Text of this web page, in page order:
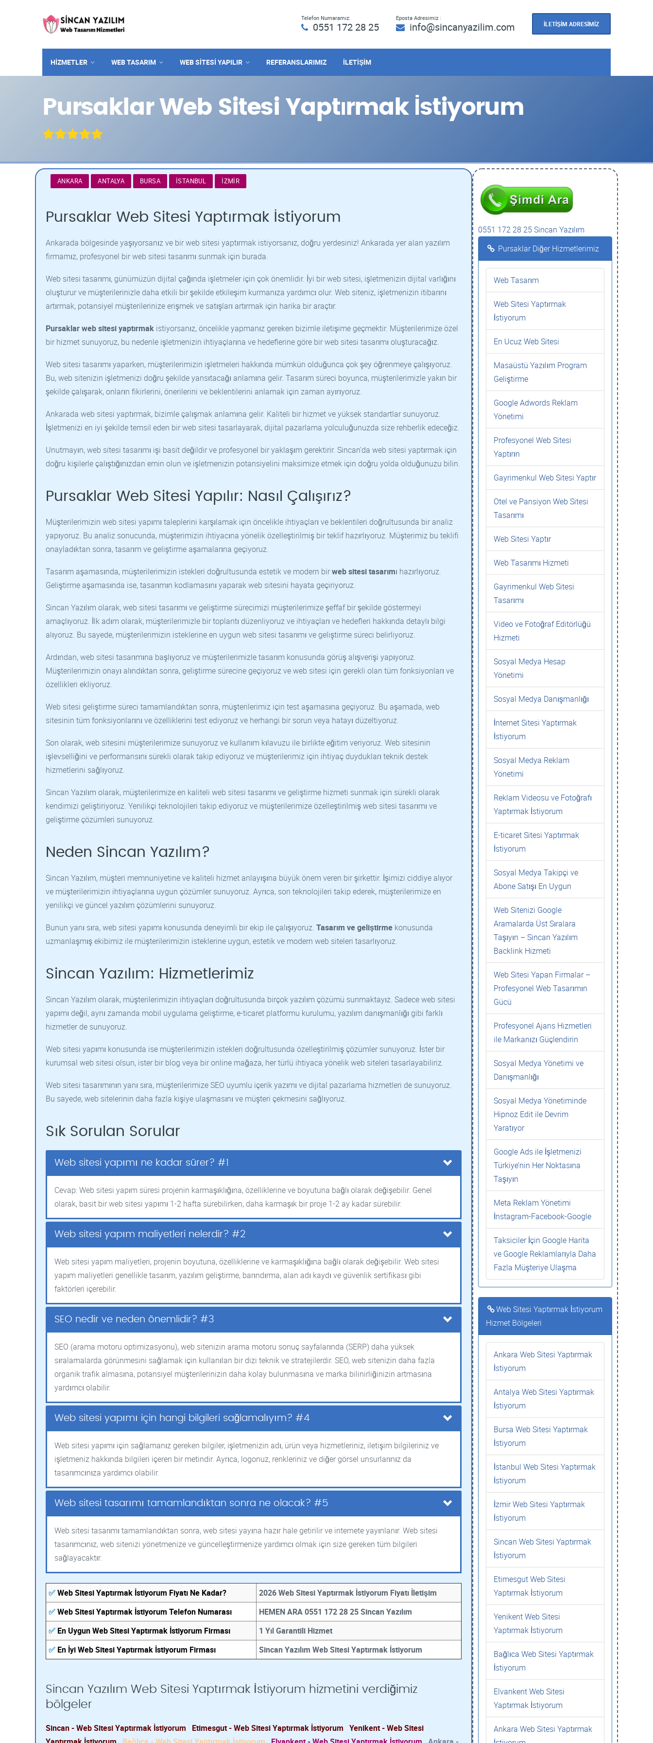
Telefon Numaramız:
0551 172 28 25
Eposta Adresimiz :
info@sincanyazilim.com İLETİŞİM ADRESİMİZ
HİZMETLER WEB TASARIM WEB SITESI YAPILIR REFERANSLARIMIZ İLETİŞİM
Pursaklar Web Sitesi Yaptırmak İstiyorum
ANKARA ANTALYA BURSA İSTANBUL İZMIR
Pursaklar Web Sitesi Yaptırmak İstiyorum
Ankarada bölgesinde yaşıyorsanız ve bir web sitesi yaptırmak istiyorsanız, doğru yerdesiniz! Ankarada yer alan yazılım
firmamız, profesyonel bir web sitesi tasarımı sunmak için burada.
Web sitesi tasarımı, günümüzün dijital çağında işletmeler için çok önemlidir. İyi bir web sitesi, işletmenizin dijital varlığını
oluşturur ve müşterilerinizle daha etkili bir şekilde etkileşim kurmanıza yardımcı olur. Web siteniz, işletmenizin itibarını
artırmak, potansiyel müşterilerinize erişmek ve satışları artırmak için harika bir araçtır.
Pursaklarweb sitesi yaptırmak istiyorsanız, öncelikle yapmanız gereken bizimle iletişime geçmektir. Müşterilerimize özel
bir hizmet sunuyoruz, bu nedenle işletmenizin ihtiyaçlarına ve hedeflerine göre bir web sitesi tasarımı oluşturacağız.
Web sitesi tasarımı yaparken, müşterilerimizin işletmeleri hakkında mümkün olduğunca çok şey öğrenmeye çalışıyoruz.
Bu, web sitenizin işletmenizi doğru şekilde yansıtacağı anlamına gelir. Tasarım süreci boyunca, müşterilerimizle yakın bir
şekilde çalışarak, onların fikirlerini, önerilerini ve beklentilerini anlamak için zaman ayırıyoruz.
Ankarada web sitesi yaptırmak, bizimle çalışmak anlamına gelir. Kaliteli bir hizmet ve yüksek standartlar sunuyoruz.
İşletmenizi en iyi şekilde temsil eden bir web sitesi tasarlayarak, dijital pazarlama yolculuğunuzda size rehberlik edeceğiz.
Unutmayın, web sitesi tasarımı işi basit değildir ve profesyonel bir yaklaşım gerektirir. Sincan'da web sitesi yaptırmak için
doğru kişilerle çalıştığınızdan emin olun ve işletmenizin potansiyelini maksimize etmek için doğru yolda olduğunuzu bilin.
Pursaklar Web Sitesi Yapılır: Nasıl Çalışırız?
Müşterilerimizin web sitesi yapımı taleplerini karşılamak için öncelikle ihtiyaçları ve beklentileri doğrultusunda bir analiz
yapıyoruz. Bu analiz sonucunda, müşterimizin ihtiyacına yönelik özelleştirilmiş bir teklif hazırlıyoruz. Müşterimiz bu teklifi
onayladıktan sonra, tasarım ve geliştirme aşamalarına geçiyoruz.
Tasarım aşamasında, müşterilerimizin istekleri doğrultusunda estetik ve modern birweb sitesi tasarımı hazırlıyoruz.
Geliştirme aşamasında ise, tasarımın kodlamasını yaparak web sitesini hayata geçiriyoruz.
Sincan Yazılım olarak, web sitesi tasarımı ve geliştirme sürecimizi müşterilerimize şeffaf bir şekilde göstermeyi
amaçlıyoruz. İlk adım olarak, müşterilerimizle bir toplantı düzenliyoruz ve ihtiyaçları ve hedefleri hakkında detaylı bilgi
alıyoruz. Bu sayede, müşterilerimizin isteklerine en uygun web sitesi tasarımı ve geliştirme süreci belirliyoruz.
Ardından, web sitesi tasarımına başlıyoruz ve müşterilerimizle tasarım konusunda görüş alışverişi yapıyoruz.
Müşterilerimizin onayı alındıktan sonra, geliştirme sürecine geçiyoruz ve web sitesi için gerekli olan tüm fonksiyonları ve
özellikleri ekliyoruz.
Web sitesi geliştirme süreci tamamlandıktan sonra, müşterilerimiz için test aşamasına geçiyoruz. Bu aşamada, web
sitesinin tüm fonksiyonlarını ve özelliklerini test ediyoruz ve herhangi bir sorun veya hatayı düzeltiyoruz.
Son olarak, web sitesini müşterilerimize sunuyoruz ve kullanım kılavuzu ile birlikte eğitim veriyoruz. Web sitesinin
işlevselliğini ve performansını sürekli olarak takip ediyoruz ve müşterilerimiz için ihtiyaç duydukları teknik destek
hizmetlerini sağlıyoruz.
Sincan Yazılım olarak, müşterilerimize en kaliteli web sitesi tasarımı ve geliştirme hizmeti sunmak için sürekli olarak
kendimizi geliştiriyoruz. Yenilikçi teknolojileri takip ediyoruz ve müşterilerimize özelleştirilmiş web sitesi tasarımı ve
geliştirme çözümleri sunuyoruz.
Neden Sincan Yazılım?
Sincan Yazılım, müşteri memnuniyetine ve kaliteli hizmet anlayışına büyük önem veren bir şirkettir. İşimizi ciddiye alıyor
ve müşterilerimizin ihtiyaçlarına uygun çözümler sunuyoruz. Ayrıca, son teknolojileri takip ederek, müşterilerimize en
yenilikçi ve güncel yazılım çözümlerini sunuyoruz.
Bunun yanı sıra, web sitesi yapımı konusunda deneyimli bir ekip ile çalışıyoruz. Tasarım ve geliştirme konusunda
uzmanlaşmış ekibimiz ile müşterilerimizin isteklerine uygun, estetik ve modern web siteleri tasarlıyoruz.
Sincan Yazılım: Hizmetlerimiz
Sincan Yazılım olarak, müşterilerimizin ihtiyaçları doğrultusunda birçok yazılım çözümü sunmaktayız. Sadece web sitesi
yapımı değil, aynı zamanda mobil uygulama geliştirme, e-ticaret platformu kurulumu, yazılım danışmanlığı gibi farklı
hizmetler de sunuyoruz.
Web sitesi yapımı konusunda ise müşterilerimizin istekleri doğrultusunda özelleştirilmiş çözümler sunuyoruz. İster bir
kurumsal web sitesi olsun, ister bir blog veya bir online mağaza, her türlü ihtiyaca yönelik web siteleri tasarlayabiliriz.
Web sitesi tasarımının yanı sıra, müşterilerimize SEO uyumlu içerik yazımı ve dijital pazarlama hizmetleri de sunuyoruz.
Bu sayede, web sitelerinin daha fazla kişiye ulaşmasını ve müşteri çekmesini sağlıyoruz.
Sık Sorulan Sorular
Web sitesi yapımı ne kadar sürer? #1
Cevap: Web sitesi yapım süresi projenin karmaşıklığına, özelliklerine ve boyutuna bağlı olarak değişebilir. Genel
olarak, basit bir web sitesi yapımı 1-2 hafta sürebilirken, daha karmaşık bir proje 1-2 ay kadar sürebilir.
Web sitesi yapım maliyetleri nelerdir? #2
Web sitesi yapım maliyetleri, projenin boyutuna, özelliklerine ve karmaşıklığına bağlı olarak değişebilir. Web sitesi
yapım maliyetleri genellikle tasarım, yazılım geliştirme, barındırma, alan adı kaydı ve güvenlik sertifikası gibi
faktörleri içerebilir.
SEO nedir ve neden önemlidir? #3
SEO (arama motoru optimizasyonu), web sitenizin arama motoru sonuç sayfalarında (SERP) daha yüksek
sıralamalarda görünmesini sağlamak için kullanılan bir dizi teknik ve stratejilerdir. SEO, web sitenizin daha fazla
organik trafik almasına, potansiyel müşterilerinizin daha kolay bulunmasına ve marka bilinirliğinizin artmasına
yardımcı olabilir.
Web sitesi yapımı için hangi bilgileri sağlamalıyım? #4
Web sitesi yapımı için sağlamanız gereken bilgiler, işletmenizin adı, ürün veya hizmetleriniz, iletişim bilgileriniz ve
işletmeniz hakkında bilgileri içeren bir metindir. Ayrıca, logonuz, renkleriniz ve diğer görsel unsurlarınız da
tasarımcınıza yardımcı olabilir.
Web sitesi tasarımı tamamlandıktan sonra ne olacak? #5
Web sitesi tasarımı tamamlandıktan sonra, web sitesi yayına hazır hale getirilir ve internete yayınlanır. Web sitesi
tasarımcınız, web sitenizi yönetmenize ve güncelleştirmenize yardımcı olmak için size gereken tüm bilgileri
sağlayacaktır.
✅Web Sitesi Yaptırmak İstiyorum Fiyatı Ne Kadar?
2026 Web Sitesi Yaptırmak İstiyorum Fiyatı İletişim
✅Web Sitesi Yaptırmak İstiyorum Telefon Numarası
HEMEN ARA 0551 172 28 25 Sincan Yazılım
✅ En Uygun Web Sitesi Yaptırmak İstiyorum Firması
1 Yıl Garantili Hizmet
✅ En İyi Web Sitesi Yaptırmak İstiyorum Firması Sincan Yazılım Web Sitesi Yaptırmak İstiyorum
Sincan Yazılım Web Sitesi Yaptırmak İstiyorum hizmetini verdiğimiz
bölgeler
Sincan - Web Sitesi Yaptırmak İstiyorum Etimesgut - Web Sitesi Yaptırmak İstiyorum Yenikent - Web Sitesi
0551 172 28 25 Sincan Yazılım
Pursaklar Diğer Hizmetlerimiz
Web Tasarım
Web Sitesi Yaptırmak
İstiyorum
En Ucuz Web Sitesi
Masaüstü Yazılım Program
Geliştirme
Google Adwords Reklam
Yönetimi
Profesyonel Web Sitesi
Yaptırın
Gayrimenkul Web Sitesi Yaptır
Otel ve Pansiyon Web Sitesi
Tasarımı
Web Sitesi Yaptır
Web Tasarımı Hizmeti
Gayrimenkul Web Sitesi
Tasarımı
Video ve Fotoğraf Editörlüğü
Hizmeti
Sosyal Medya Hesap
Yönetimi
Sosyal Medya Danışmanlığı
İnternet Sitesi Yaptırmak
İstiyorum
Sosyal Medya Reklam
Yönetimi
Reklam Videosu ve Fotoğrafı
Yaptırmak İstiyorum
E-ticaret Sitesi Yaptırmak
İstiyorum
Sosyal Medya Takipçi ve
Abone Satışı En Uygun
Web Sitenizi Google
Aramalarda Üst Sıralara
Taşıyın – Sincan Yazılım
Backlink Hizmeti
Web Sitesi Yapan Firmalar –
Profesyonel Web Tasarımın
Gücü
Profesyonel Ajans Hizmetleri
ile Markanızı Güçlendirin
Sosyal Medya Yönetimi ve
Danışmanlığı
Sosyal Medya Yönetiminde
Hipnoz Edit ile Devrim
Yaratıyor
Google Ads ile İşletmenizi
Türkiye’nin Her Noktasına
Taşıyın
Meta Reklam Yönetimi
İnstagram-Facebook-Google
Taksiciler İçin Google Harita
ve Google Reklamlarıyla Daha
Fazla Müşteriye Ulaşma
Web Sitesi Yaptırmak İstiyorum
Hizmet Bölgeleri
Ankara Web Sitesi Yaptırmak
İstiyorum
Antalya Web Sitesi Yaptırmak
İstiyorum
Bursa Web Sitesi Yaptırmak
İstiyorum
İstanbul Web Sitesi Yaptırmak
İstiyorum
İzmir Web Sitesi Yaptırmak
İstiyorum
Sincan Web Sitesi Yaptırmak
İstiyorum
Etimesgut Web Sitesi
Yaptırmak İstiyorum
Yenikent Web Sitesi
Yaptırmak İstiyorum
Bağlıca Web Sitesi Yaptırmak
İstiyorum
Elvankent Web Sitesi
Yaptırmak İstiyorum
Ankara Web Sitesi Yaptırmak